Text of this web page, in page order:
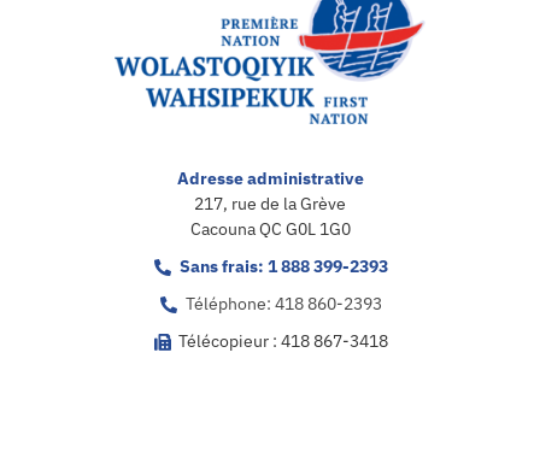
Adresse administrative
217, rue de la Grève
Cacouna QC G0L 1G0
Sans frais: 1 888 399-2393
Téléphone: 418 860-2393
Télécopieur : 418 867-3418